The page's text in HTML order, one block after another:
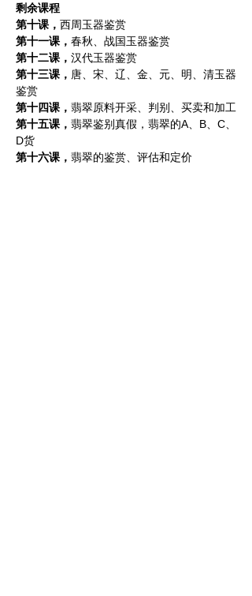
剩余课程
第十课， 西周玉器鉴赏
第十一课， 春秋、战国玉器鉴赏
第十二课， 汉代玉器鉴赏
第十三课， 唐、宋、辽、金、元、明、清玉器
鉴赏
第十四课， 翡翠原料开采、判别、买卖和加工
第十五课， 翡翠鉴别真假，翡翠的A、B、C、
D货
第十六课， 翡翠的鉴赏、评估和定价